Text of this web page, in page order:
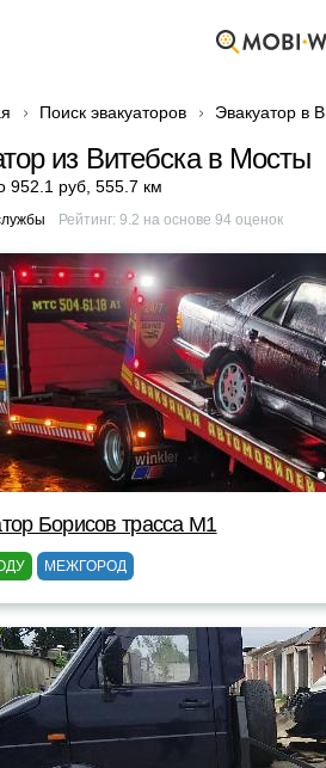
Поиск эвакуаторов Эвакуатор в
из Витебска в Мосты
952.1 руб 555.7 км
Рейтинг: 9.2 на основе 94оценок
Борисов трасса М1
МЕЖГОРОД